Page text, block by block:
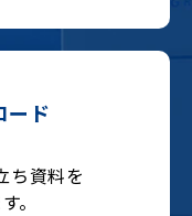
ード
ち資料を
。